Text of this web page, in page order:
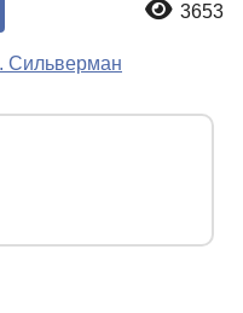
3653
Сильверман